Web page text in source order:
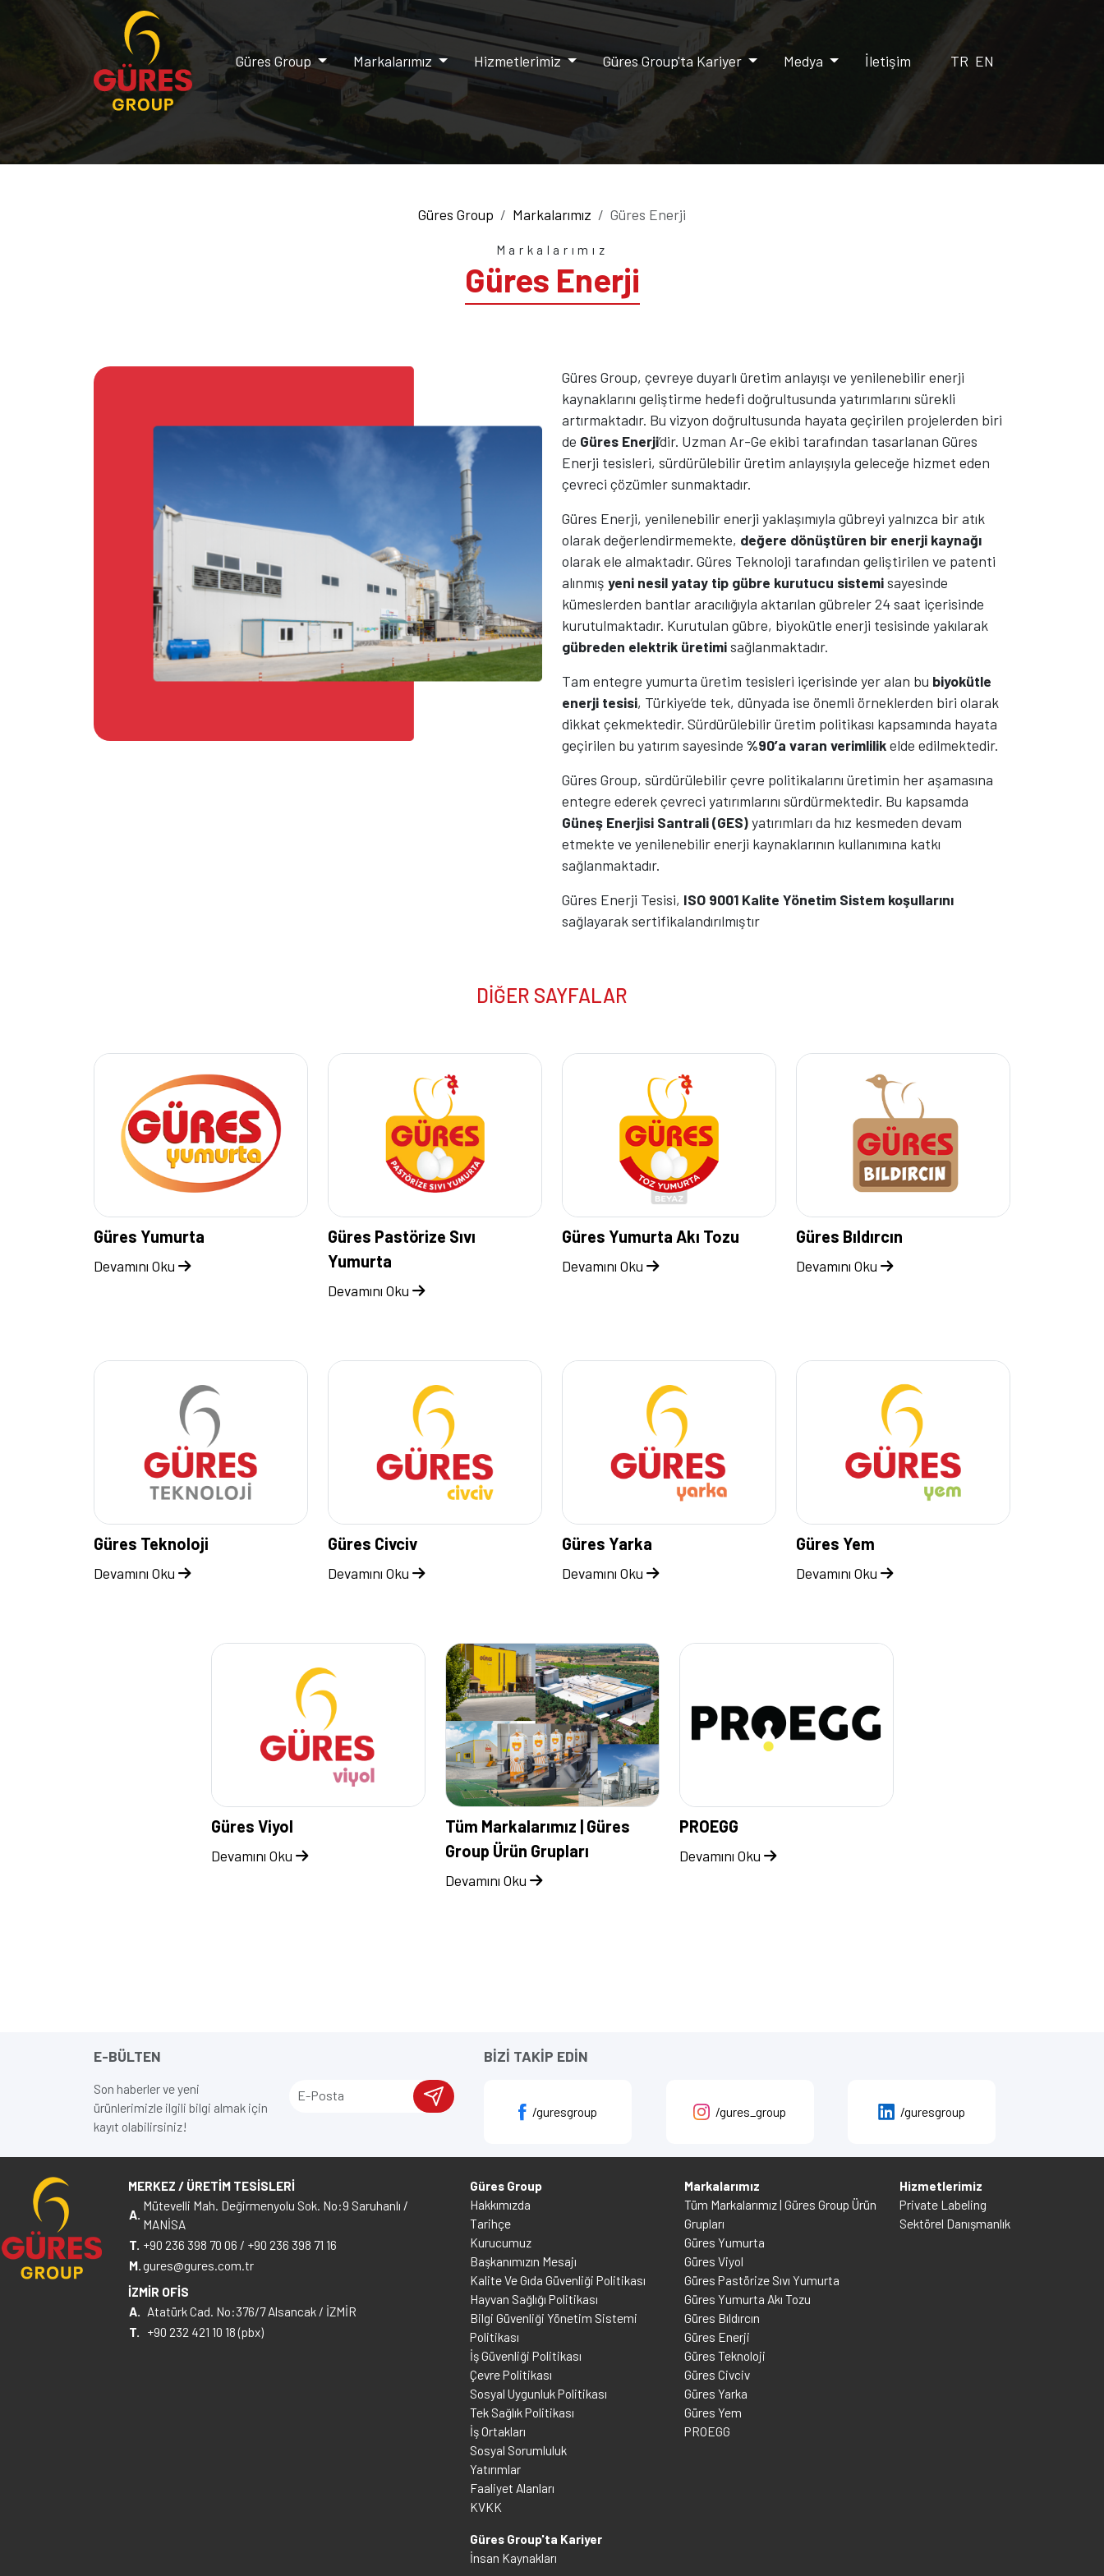
Güres Group Markalarımız Hizmetlerimiz Güres Group'ta Kariyer Medya İletişim TR EN
Güres Group Markalarımız Güres Enerji
Markalarımız
Güres Enerji
Güres Group, çevreye duyarlı üretim anlayışı ve yenilenebilir enerji
kaynaklarını geliştirme hedefi doğrultusunda yatırımlarını sürekli
artırmaktadır. Bu vizyon doğrultusunda hayata geçirilen projelerden biri
de Güres Enerji’dir. Uzman Ar-Ge ekibi tarafından tasarlanan Güres
Enerji tesisleri, sürdürülebilir üretim anlayışıyla geleceğe hizmet eden
çevreci çözümler sunmaktadır.
Güres Enerji, yenilenebilir enerji yaklaşımıyla gübreyi yalnızca bir atık
olarak değerlendirmemekte, değere dönüştüren bir enerji kaynağı
olarak ele almaktadır. Güres Teknoloji tarafından geliştirilen ve patenti
alınmış yeni nesil yatay tip gübre kurutucu sistemisayesinde
kümeslerden bantlar aracılığıyla aktarılan gübreler 24 saat içerisinde
kurutulmaktadır. Kurutulan gübre, biyokütle enerji tesisinde yakılarak
gübreden elektrik üretimisağlanmaktadır.
Tam entegre yumurta üretim tesisleri içerisinde yer alan bu biyokütle
enerji tesisi, Türkiye’de tek, dünyada ise önemli örneklerden biri olarak
dikkat çekmektedir. Sürdürülebilir üretim politikası kapsamında hayata
geçirilen bu yatırım sayesinde %90’a varan verimlilikelde edilmektedir.
Güres Group, sürdürülebilir çevre politikalarını üretimin her aşamasına
entegre ederek çevreci yatırımlarını sürdürmektedir. Bu kapsamda
Güneş Enerjisi Santrali (GES)yatırımları da hız kesmeden devam
etmekte ve yenilenebilir enerji kaynaklarının kullanımına katkı
sağlanmaktadır.
Güres Enerji Tesisi, ISO 9001 Kalite Yönetim Sistem koşullarını
sağlayarak sertifikalandırılmıştır
DİĞER SAYFALAR
Güres Yumurta
Devamını Oku
Güres Pastörize Sıvı
Yumurta
Devamını Oku
Güres Yumurta Akı Tozu
Devamını Oku
Güres Bıldırcın
Devamını Oku
Güres Teknoloji
Devamını Oku
Güres Civciv
Devamını Oku
Güres Yarka
Devamını Oku
Güres Yem
Devamını Oku
Güres Viyol
Devamını Oku
Tüm Markalarımız | Güres
Group Ürün Grupları
Devamını Oku
PROEGG
Devamını Oku
E-BÜLTEN
Son haberler ve yeni
ürünlerimizle ilgili bilgi almak için
kayıt olabilirsiniz!
BİZİ TAKİP EDİN
/guresgroup /gures_group /guresgroup
MERKEZ / ÜRETİM TESİSLERİ
A.
Mütevelli Mah. Değirmenyolu Sok. No:9 Saruhanlı /
MANİSA
T. +90 236 398 70 06 / +90 236 398 71 16
M.gures@gures.com.tr
İZMİR OFİS
A. Atatürk Cad. No:376/7 Alsancak / İZMİR
T.
+90 232 421 10 18 (pbx)
Güres Group
Hakkımızda
Tarihçe
Kurucumuz
Başkanımızın Mesajı
Kalite Ve Gıda Güvenliği Politikası
Hayvan Sağlığı Politikası
Bilgi Güvenliği Yönetim Sistemi
Politikası
İş Güvenliği Politikası
Çevre Politikası
Sosyal Uygunluk Politikası
Tek Sağlık Politikası
İş Ortakları
Sosyal Sorumluluk
Yatırımlar
Faaliyet Alanları
KVKK
Markalarımız
Tüm Markalarımız | Güres Group Ürün
Grupları
Güres Yumurta
Güres Viyol
Güres Pastörize Sıvı Yumurta
Güres Yumurta Akı Tozu
Güres Bıldırcın
Güres Enerji
Güres Teknoloji
Güres Civciv
Güres Yarka
Güres Yem
PROEGG
Hizmetlerimiz
Private Labeling
Sektörel Danışmanlık
Güres Group'ta Kariyer
İnsan Kaynakları